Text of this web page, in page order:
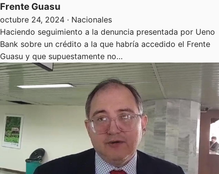
Frente Guasu
octubre 24, 2024 · Nacionales
Haciendo seguimiento a la denuncia presentada por Ueno
Bank sobre un crédito a la que habría accedido el Frente
Guasu y que supuestamente no…